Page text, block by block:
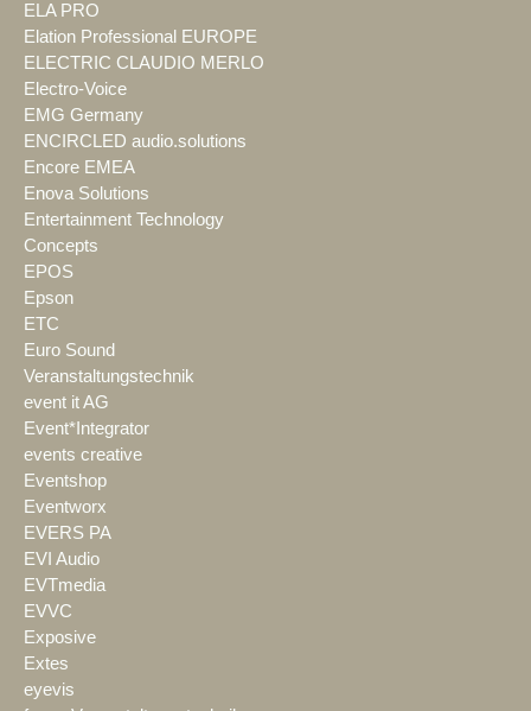
ELA PRO
Elation Professional EUROPE
ELECTRIC CLAUDIO MERLO
Electro-Voice
EMG Germany
ENCIRCLED audio.solutions
Encore EMEA
Enova Solutions
Entertainment Technology
Concepts
EPOS
Epson
ETC
Euro Sound
Veranstaltungstechnik
event it AG
Event*Integrator
events creative
Eventshop
Eventworx
EVERS PA
EVI Audio
EVTmedia
EVVC
Exposive
Extes
eyevis